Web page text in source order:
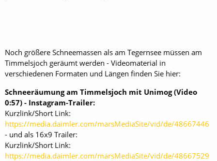
Noch größere Schneemassen als am Tegernsee müssen am
Timmelsjoch geräumt werden - Videomaterial in
verschiedenen Formaten und Längen finden Sie hier:
Schneeräumung am Timmelsjoch mit Unimog (Video
0:57) - Instagram-Trailer:
Kurzlink/Short Link:
https://media.daimler.com/marsMediaSite/vid/de/48667446
- und als 16x9 Trailer:
Kurzlink/Short Link:
https://media.daimler.com/marsMediaSite/vid/de/48667529